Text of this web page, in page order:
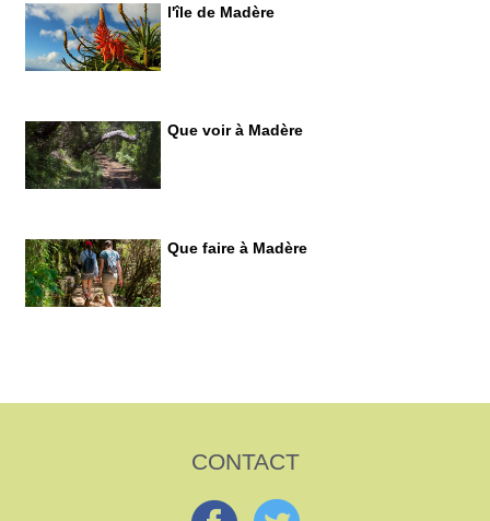
l'île de Madère
Que voir à Madère
Que faire à Madère
CONTACT